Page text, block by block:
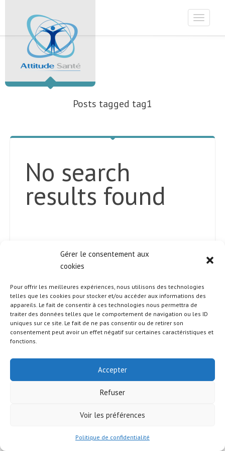
Gérer le consentement aux
cookies
Pour offrir les meilleures expériences, nous utilisons des technologies
telles que les cookies pour stocker et/ou accéder aux informations des
appareils. Le fait de consentir à ces technologies nous permettra de
traiter des données telles que le comportement de navigation ou les ID
uniques sur ce site. Le fait de ne pas consentir ou de retirer son
consentement peut avoir un effet négatif sur certaines caractéristiques et
fonctions.
Accepter
Refuser
Voir les préférences
Politique de confidentialité
Toggle
Posts tagged tag1
No search
results found
© 2026 Attitude Santé